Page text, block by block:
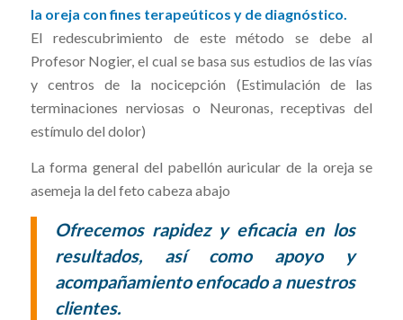
la oreja con fines terapeúticos y de diagnóstico.
El redescubrimiento de este método se debe al
Profesor Nogier, el cual se basa sus estudios de las vías
y centros de la nocicepción (Estimulación de las
terminaciones nerviosas o Neuronas, receptivas del
estímulo del dolor)
La forma general del pabellón auricular de la oreja se
asemeja la del feto cabeza abajo
Ofrecemos rapidez y eficacia en los
resultados, así como apoyo y
acompañamiento enfocado a nuestros
clientes.